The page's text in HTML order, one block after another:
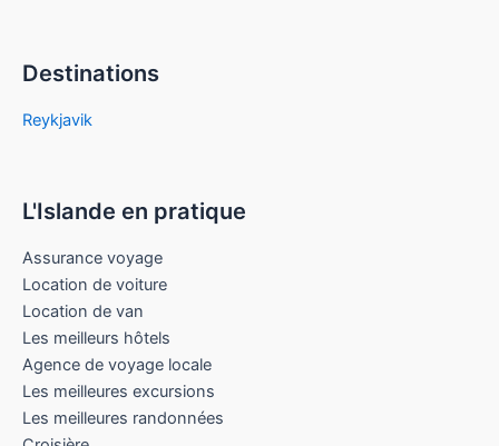
Destinations
Reykjavik
L'Islande en pratique
Assurance voyage
Location de voiture
Location de van
Les meilleurs hôtels
Agence de voyage locale
Les meilleures excursions
Les meilleures randonnées